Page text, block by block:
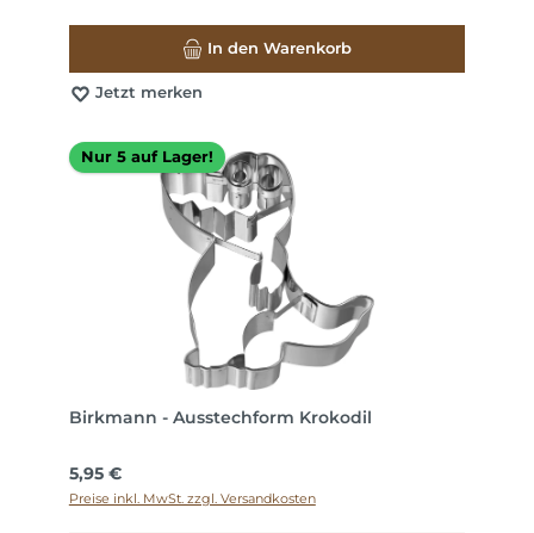
In den Warenkorb
Jetzt merken
Nur 5 auf Lager!
Birkmann - Ausstechform Krokodil
Regulärer Preis:
5,95 €
Preise inkl. MwSt. zzgl. Versandkosten